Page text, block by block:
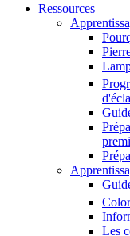
Ressources
Les